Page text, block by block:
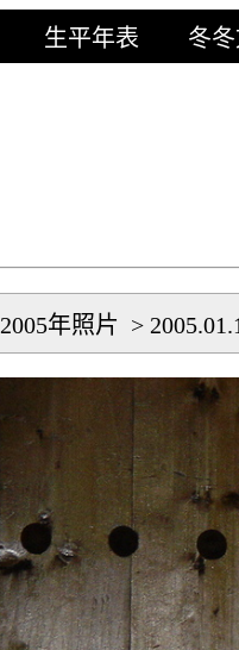
生平年表 冬
2005年照片 >